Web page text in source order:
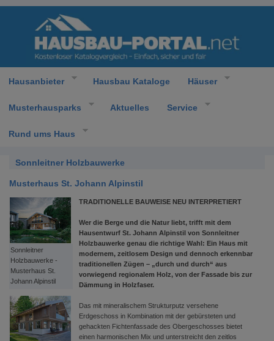
Hausanbieter Hausbau Kataloge Häuser
Musterhausparks Aktuelles Service
Rund ums Haus
Sonnleitner Holzbauwerke
Musterhaus St. Johann Alpinstil
Sonnleitner
Holzbauwerke -
Musterhaus St.
Johann Alpinstil
TRADITIONELLE BAUWEISE NEU INTERPRETIERT
Wer die Berge und die Natur liebt, trifft mit dem
Hausentwurf St. Johann Alpinstil von Sonnleitner
Holzbauwerke genau die richtige Wahl: Ein Haus mit
modernem, zeitlosem Design und dennoch erkennbar
traditionellen Zügen – „durch und durch“ aus
vorwiegend regionalem Holz, von der Fassade bis zur
Dämmung in Holzfaser.
Das mit mineralischem Strukturputz versehene
Erdgeschoss in Kombination mit der gebürsteten und
gehackten Fichtenfassade des Obergeschosses bietet
einen harmonischen Mix und unterstreicht den zeitlos